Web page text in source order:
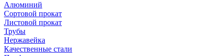
Алюминий
Сортовой прокат
Листовой прокат
Трубы
Нержавейка
Качественные стали